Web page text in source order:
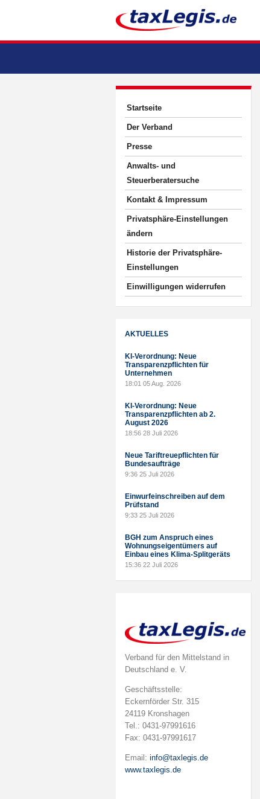
Startseite
Der Verband
Presse
Anwalts- und
Steuerberatersuche
Kontakt & Impressum
Privatsphäre-Einstellungen
ändern
Historie der Privatsphäre-
Einstellungen
Einwilligungen widerrufen
AKTUELLES
KI-Verordnung: Neue
Transparenzpflichten für
Unternehmen
18:01 05 Aug. 2026
KI-Verordnung: Neue
Transparenzpflichten ab 2.
August 2026
18:56 28 Juli 2026
Neue Tariftreuepflichten für
Bundesaufträge
9:36 25 Juli 2026
Einwurfeinschreiben auf dem
Prüfstand
9:33 25 Juli 2026
BGH zum Anspruch eines
Wohnungseigentümers auf
Einbau eines Klima-Splitgeräts
15:36 22 Juli 2026
Verband für den Mittelstand in
Deutschland e. V.
Geschäftsstelle:
Eckernförder Str. 315
24119 Kronshagen
Tel.: 0431-97991616
Fax: 0431-97991617
Email: info@taxlegis.de
www.taxlegis.de